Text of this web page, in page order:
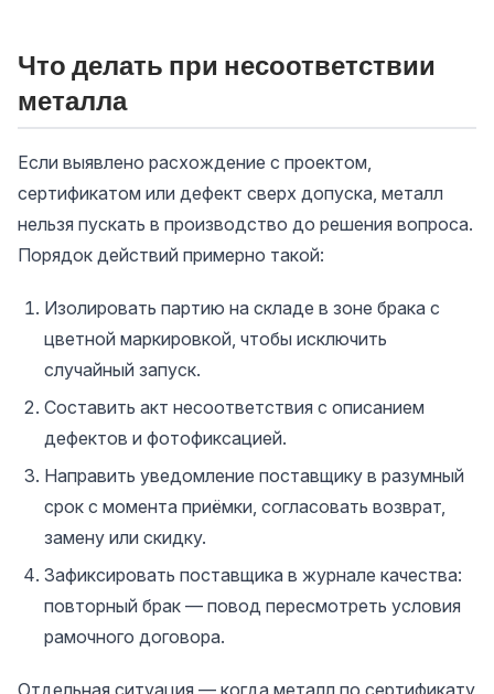
Что делать при несоответствии
металла
Если выявлено расхождение с проектом,
сертификатом или дефект сверх допуска, металл
нельзя пускать в производство до решения вопроса.
Порядок действий примерно такой:
Изолировать партию на складе в зоне брака с
цветной маркировкой, чтобы исключить
случайный запуск.
Составить акт несоответствия с описанием
дефектов и фотофиксацией.
Направить уведомление поставщику в разумный
срок с момента приёмки, согласовать возврат,
замену или скидку.
Зафиксировать поставщика в журнале качества:
повторный брак — повод пересмотреть условия
рамочного договора.
Отдельная ситуация — когда металл по сертификату